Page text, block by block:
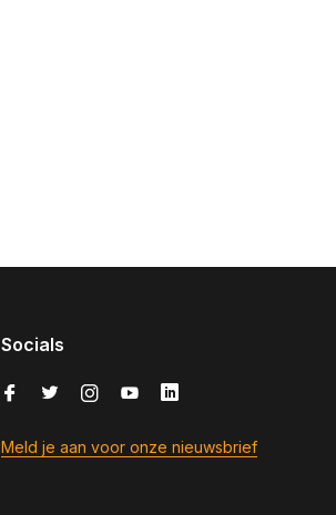
Socials
Meld je aan voor onze nieuwsbrief